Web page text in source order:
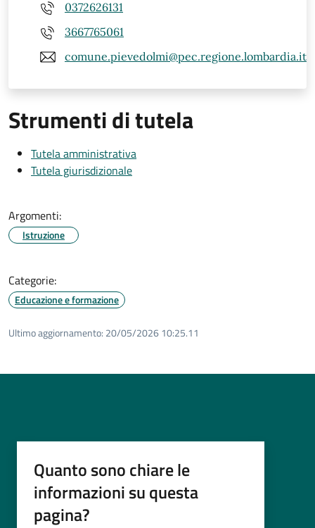
0372626131
3667765061
comune.pievedolmi@pec.regione.lombardia.it
Strumenti di tutela
Tutela amministrativa
Tutela giurisdizionale
Argomenti:
Istruzione
Categorie:
Educazione e formazione
Ultimo aggiornamento: 20/05/2026 10:25.11
Quanto sono chiare le
informazioni su questa
pagina?